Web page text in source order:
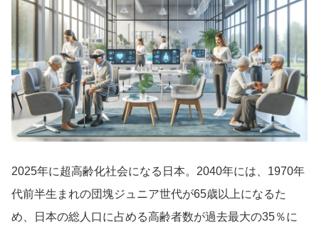
大学発スタートアップ
導入事例
Startup Magazine
2025年に超高齢化社会になる日本。2040年には、1970年
代前半生まれの団塊ジュニア世代が65歳以上になるた
め、日本の総人口に占める高齢者数が過去最大の35％に